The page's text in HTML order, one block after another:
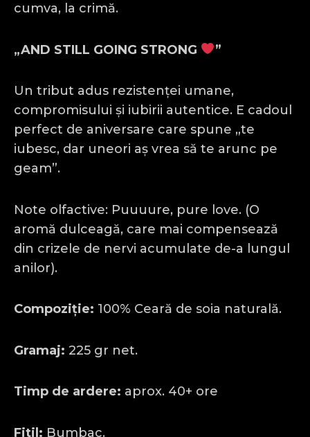
cumva, la crimă.
„AND STILL GOING STRONG ”
Un tribut adus rezistenței umane,
compromisului și iubirii autentice. E cadoul
perfect de aniversare care spune „te
iubesc, dar uneori aș vrea să te arunc pe
geam”.
Note olfactive: Puuuure, pure love. (O
aromă dulceagă, care mai compensează
din crizele de nervi acumulate de-a lungul
anilor).
Compoziție: 100% Ceară de soia naturală.
Gramaj: 225 gr net.
Timp de ardere: aprox. 40+ ore
Fitil: Bumbac.